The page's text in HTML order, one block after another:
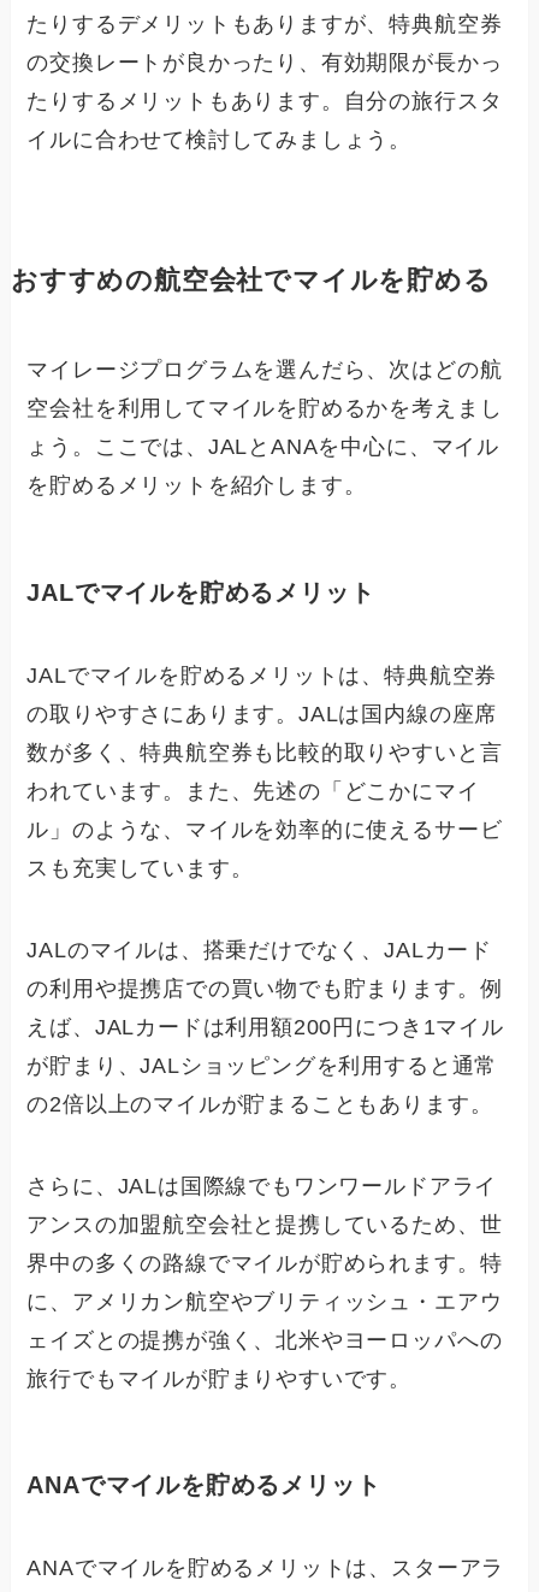
たりするデメリットもありますが、特典航空券
の交換レートが良かったり、有効期限が長かっ
たりするメリットもあります。自分の旅行スタ
イルに合わせて検討してみましょう。
おすすめの航空会社でマイルを貯める
マイレージプログラムを選んだら、次はどの航
空会社を利用してマイルを貯めるかを考えまし
ょう。ここでは、JALとANAを中心に、マイル
を貯めるメリットを紹介します。
JALでマイルを貯めるメリット
JALでマイルを貯めるメリットは、特典航空券
の取りやすさにあります。JALは国内線の座席
数が多く、特典航空券も比較的取りやすいと言
われています。また、先述の「どこかにマイ
ル」のような、マイルを効率的に使えるサービ
スも充実しています。
JALのマイルは、搭乗だけでなく、JALカード
の利用や提携店での買い物でも貯まります。例
えば、JALカードは利用額200円につき1マイル
が貯まり、JALショッピングを利用すると通常
の2倍以上のマイルが貯まることもあります。
さらに、JALは国際線でもワンワールドアライ
アンスの加盟航空会社と提携しているため、世
界中の多くの路線でマイルが貯められます。特
に、アメリカン航空やブリティッシュ・エアウ
ェイズとの提携が強く、北米やヨーロッパへの
旅行でもマイルが貯まりやすいです。
ANAでマイルを貯めるメリット
ANAでマイルを貯めるメリットは、スターアラ